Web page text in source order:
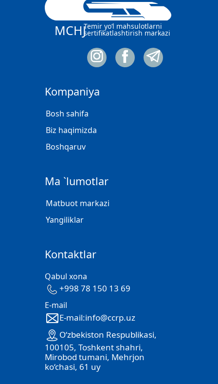
MCHJTemir yo‘l mahsulotlarni
sertifikatlashtirish markazi
Kompaniya
Bosh sahifa
Biz haqimizda
Boshqaruv
Ma `lumotlar
Matbuot markazi
Yangiliklar
Kontaktlar
Qabul xona
+998 78 150 13 69
E-mail
E-mail:info@ccrp.uz
O‘zbekiston Respublikasi,
100105, Toshkent shahri,
Mirobod tumani, Mehrjon
ko‘chasi, 61 uy